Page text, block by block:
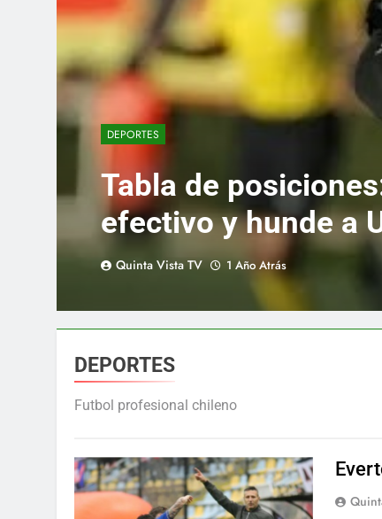
DEPORTES
Tabla de
efectivo y hunde a
Quinta Vista TV 1 Año Atrás
DEPORTES
Futbol profesional chileno